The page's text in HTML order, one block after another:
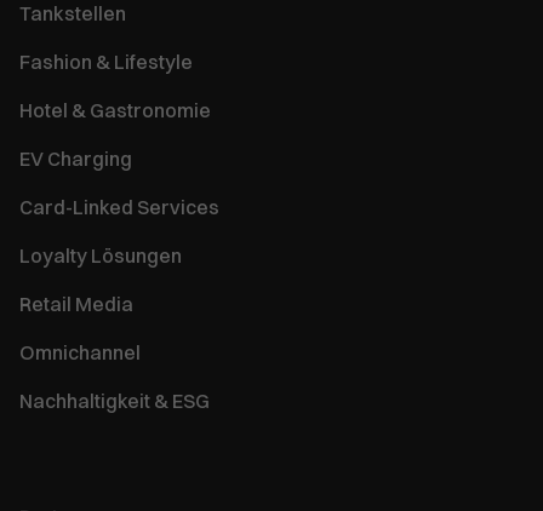
Tankstellen
Fashion & Lifestyle
Hotel & Gastronomie
EV Charging
Card-Linked Services
Loyalty Lösungen
Retail Media
Omnichannel
Nachhaltigkeit & ESG